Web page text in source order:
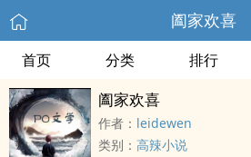
阖家欢喜
首页 分类 排行
阖家欢喜
作者： leidewen
类别： 高辣小说